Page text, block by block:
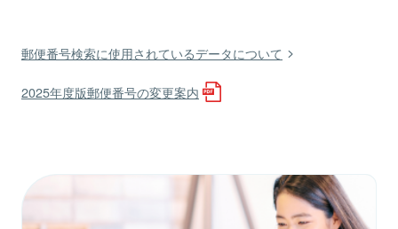
郵便番号検索に使用されているデータについて
2025年度版郵便番号の変更案内